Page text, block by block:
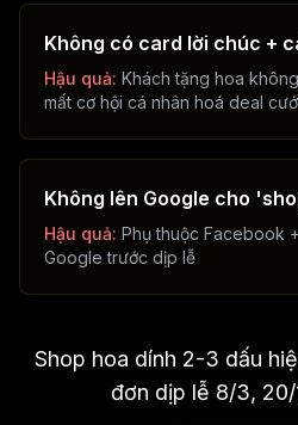
Không có card lời chúc +
Hậu quả: Khách tặng hoa
mất cơ hội cá nhân hoá deal
Không lên Google cho
Hậu quả: Phụ thuộc Facebook
Google trước dịp lễ
Shop hoa dính 2-3 dấu
đơn dịp lễ 8/3, 20/